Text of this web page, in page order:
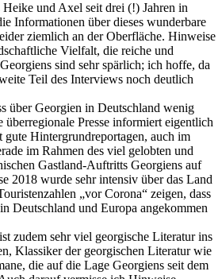
und Axel seit drei (!) Jahren in
Informationen über dieses wunderbare
ziemlich an der Oberfläche. Hinweise
Vielfalt, die reiche und
sind sehr spärlich; ich hoffe, da
Teil des Interviews noch deutlich
über Georgien in Deutschland wenig
Presse informiert eigentlich
gute Hintergrundreportagen, auch im
im Rahmen des viel gelobten und
Gastland-Auftritts Georgiens auf
2018 wurde sehr intensiv über das Land
„vor Corona“ zeigen, dass
Deutschland und Europa angekommen
zudem sehr viel georgische Literatur ins
Klassiker der georgischen Literatur wie
die auf die Lage Georgiens seit dem